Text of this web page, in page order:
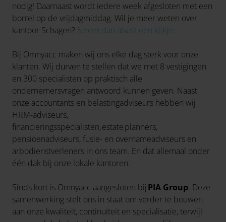
nodig! Daarnaast wordt iedere week afgesloten met een
borrel op de vrijdagmiddag. Wil je meer weten over
kantoor Schagen? Neem dan alvast een kijkje.
Bij Omnyacc maken wij ons elke dag sterk voor onze
klanten. Wij durven te stellen dat we met 8 vestigingen
en 300 specialisten op praktisch alle
ondernemersvragen antwoord kunnen geven. Naast
onze accountants en belastingadviseurs hebben wij
HRM-adviseurs,
financieringsspecialisten, estate planners,
pensioenadviseurs, fusie- en overnameadviseurs en
arbodienstverleners in ons team. En dat allemaal onder
één dak bij onze lokale kantoren.
Sinds kort is Omnyacc aangesloten bij PIA Group. Deze
samenwerking stelt ons in staat om verder te bouwen
aan onze kwaliteit, continuïteit en specialisatie, terwijl